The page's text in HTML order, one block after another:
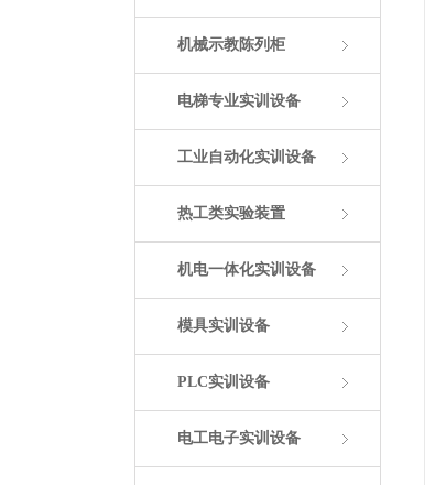
机械示教陈列柜
电梯专业实训设备
工业自动化实训设备
热工类实验装置
机电一体化实训设备
模具实训设备
PLC实训设备
电工电子实训设备